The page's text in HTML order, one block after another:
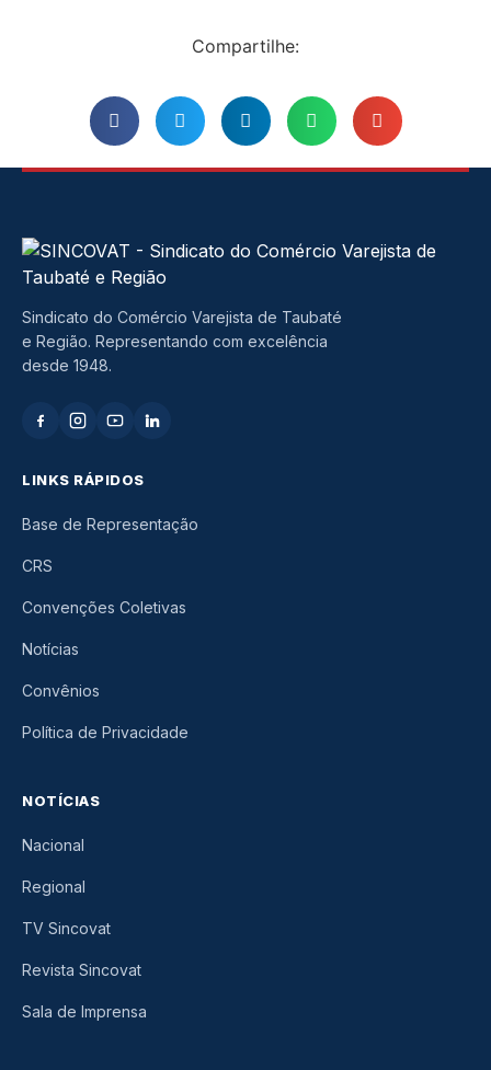
Compartilhe:
Sindicato do Comércio Varejista de Taubaté
e Região. Representando com excelência
desde 1948.
LINKS RÁPIDOS
Base de Representação
CRS
Convenções Coletivas
Notícias
Convênios
Política de Privacidade
NOTÍCIAS
Nacional
Regional
TV Sincovat
Revista Sincovat
Sala de Imprensa